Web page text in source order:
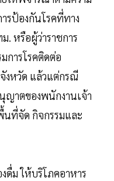
รป้องกันโรคที่ทาง
. หรือผู้ว่าราชการ
การโรคติดต่อ
งหวัด แล้วแต่กรณี
าตของพนักงานเจ้า
ที่จัด กิจกรรมและ
ดื่ม ให้บริโภคอาหาร